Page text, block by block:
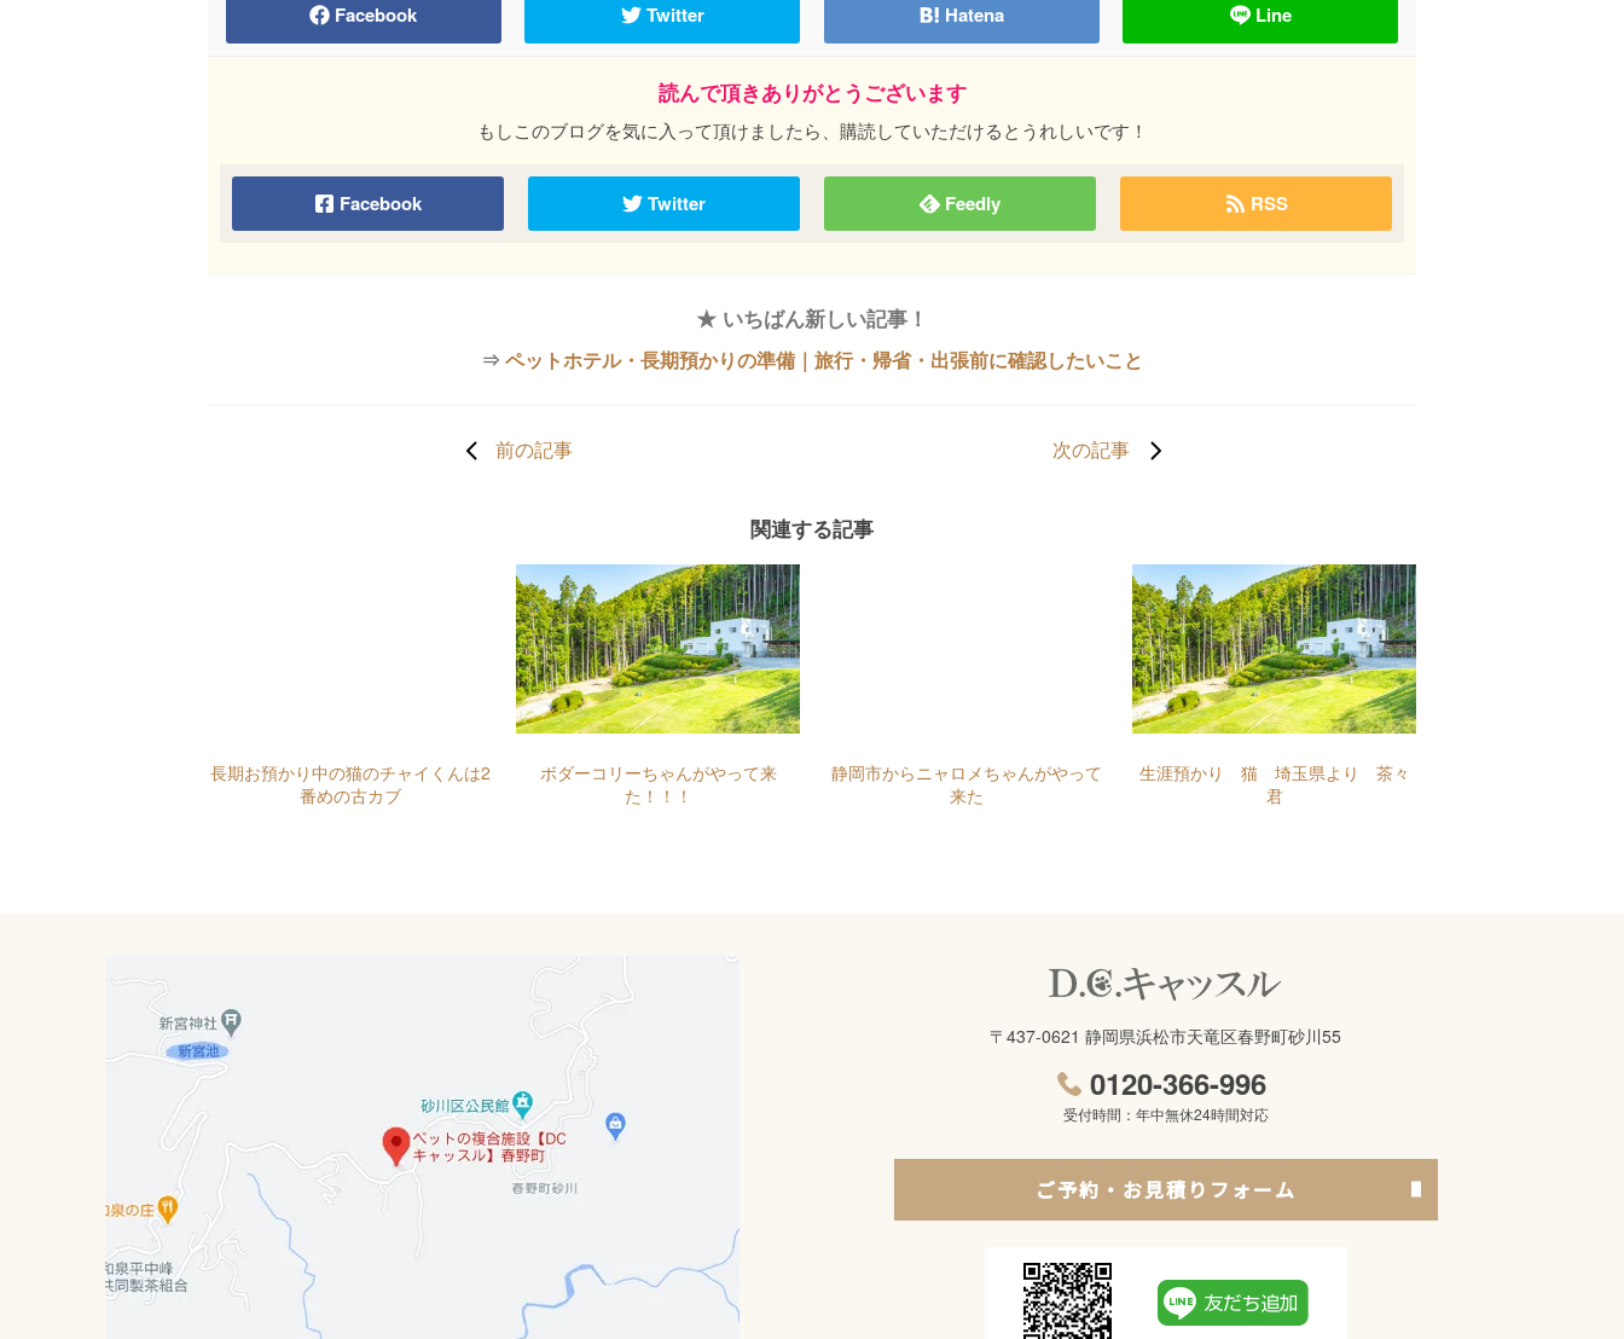
Facebook Twitter Hatena Line
読んで頂きありがとうございます
もしこのブログを気に入って頂けましたら、購読していただけるとうれしいです！
Facebook Twitter Feedly RSS
★ いちばん新しい記事！
⇒ ペットホテル・長期預かりの準備｜旅行・帰省・出張前に確認したいこと
前の記事 次の記事
関連する記事
長期お預かり中の猫のチャイくんは2
番めの古カブ
ボダーコリーちゃんがやって来
た！！！
静岡市からニャロメちゃんがやって
来た
生涯預かり 猫 埼玉県より 茶々
君
〒437-0621 静岡県浜松市天竜区春野町砂川55
0120-366-996
受付時間：年中無休24時間対応
ご予約・お見積りフォーム